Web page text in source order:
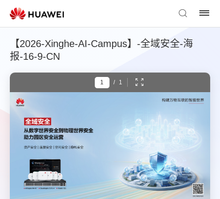
【2026-Xinghe-AI-Campus】-全域安全-海
报-16-9-CN
/ 1